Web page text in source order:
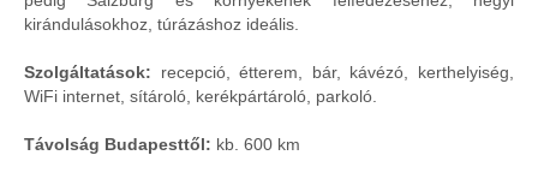
kirándulásokhoz, túrázáshoz ideális.
Szolgáltatások: recepció, étterem, bár, kávézó, kerthelyiség,
WiFi internet, sítároló, kerékpártároló, parkoló.
Távolság Budapesttől: kb. 600 km